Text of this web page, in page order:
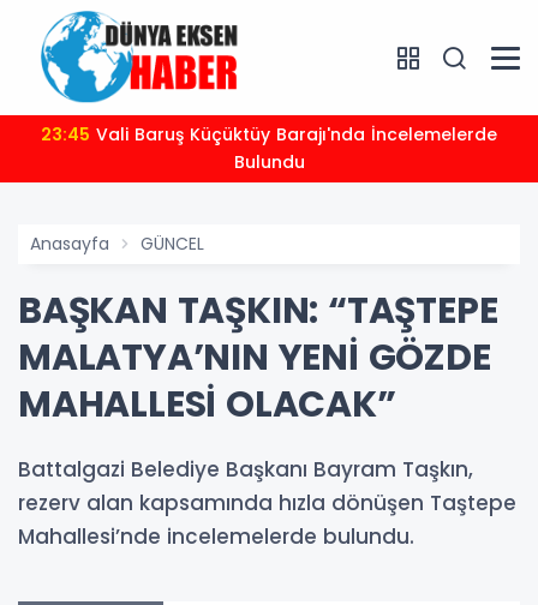
23:45
Bulundu
Anasayfa GÜNCEL
BAŞKAN TAŞKIN: “TAŞTEPE
MALATYA’NIN YENİ GÖZDE
MAHALLESİ OLACAK”
Battalgazi Belediye Başkanı Bayram Taşkın,
rezerv alan kapsamında hızla dönüşen Taştepe
Mahallesi’nde incelemelerde bulundu.